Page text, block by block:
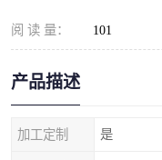
阅 读 量： 101
产品描述
加工定制 是